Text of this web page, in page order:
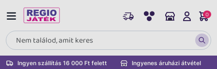
Ingyen szállítás 16 000 Ft felett Ingyenes áruházi átvétel
0